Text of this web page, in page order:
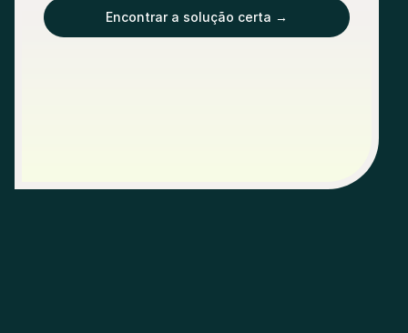
Encontrar a solução certa →